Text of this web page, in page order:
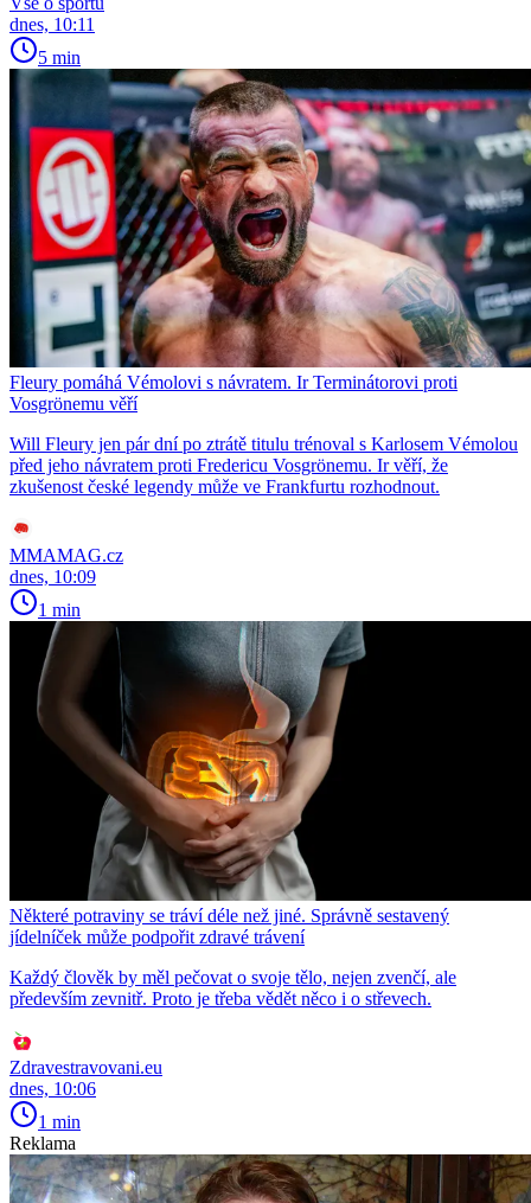
dnes, 10:11
5 min
Fleury pomáhá Vémolovi s návratem. Ir Terminátorovi proti
Vosgrönemu věří
Will Fleury jen pár dní po ztrátě titulu trénoval s Karlosem Vémolou
před jeho návratem proti Fredericu Vosgrönemu. Ir věří, že
zkušenost české legendy může ve Frankfurtu rozhodnout.
MMAMAG.cz
dnes, 10:09
1 min
Některé potraviny se tráví déle než jiné. Správně sestavený
jídelníček může podpořit zdravé trávení
Každý člověk by měl pečovat o svoje tělo, nejen zvenčí, ale
především zevnitř. Proto je třeba vědět něco i o střevech.
Zdravestravovani.eu
dnes, 10:06
1 min
Reklama